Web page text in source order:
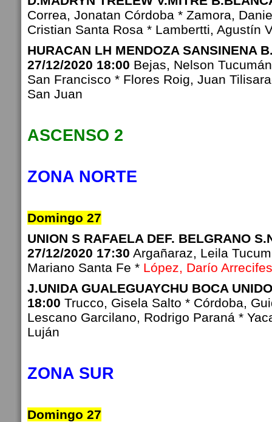
Correa, Jonatan Córdoba * Zamora,
Cristian Santa Rosa * Lambertti, Agustín
HURACAN LH MENDOZA SANSINENA
27/12/2020 18:00 Bejas, Nelson
San Francisco * Flores Roig, Juan
San Juan
ASCENSO 2
ZONA NORTE
Domingo 27
UNION S RAFAELA DEF. BELGRANO
27/12/2020 17:30 Argañaraz, Leila
Mariano Santa Fe * López, Darío Arrecifes
J.UNIDA GUALEGUAYCHU BOCA
18:00 Trucco, Gisela Salto * Córdoba,
Lescano Garcilano, Rodrigo Paraná *
Luján
ZONA SUR
Domingo 27